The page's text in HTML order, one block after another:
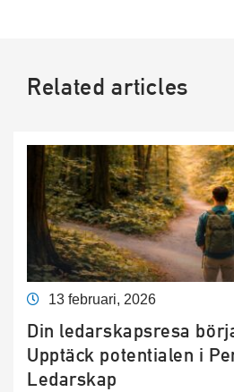
Related articles
13 februari, 2026
Din ledarskapsresa
Upptäck potentialen i
Ledarskap